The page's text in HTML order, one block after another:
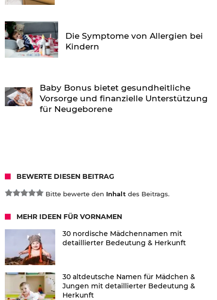
Die Symptome von Allergien bei
Kindern
Baby Bonus bietet gesundheitliche
Vorsorge und finanzielle Unterstützung
für Neugeborene
BEWERTE DIESEN BEITRAG
Bitte bewerte den Inhalt des Beitrags.
MEHR IDEEN FÜR VORNAMEN
30 nordische Mädchennamen mit
detaillierter Bedeutung & Herkunft
30 altdeutsche Namen für Mädchen &
Jungen mit detaillierter Bedeutung &
Herkunft